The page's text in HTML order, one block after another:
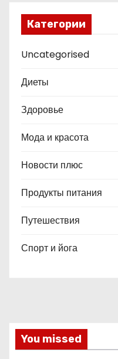
Категории
Uncategorised
Диеты
Здоровье
Мода и красота
Новости плюс
Продукты питания
Путешествия
Спорт и йога
You missed